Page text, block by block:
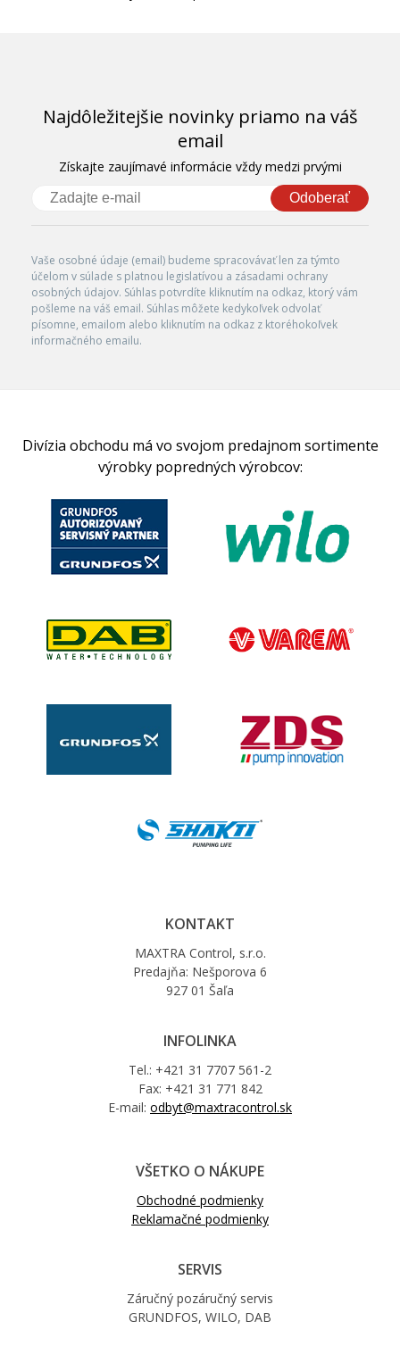
Najdôležitejšie novinky priamo na váš
email
Získajte zaujímavé informácie vždy medzi prvými
Odoberať
Vaše osobné údaje (email) budeme spracovávať len za týmto
účelom v súlade s platnou legislatívou a zásadami ochrany
osobných údajov. Súhlas potvrdíte kliknutím na odkaz, ktorý vám
pošleme na váš email. Súhlas môžete kedykoľvek odvolať
písomne, emailom alebo kliknutím na odkaz z ktoréhokoľvek
informačného emailu.
Divízia obchodu má vo svojom predajnom sortimente
výrobky popredných výrobcov:
KONTAKT
MAXTRA Control, s.r.o.
Predajňa: Nešporova 6
927 01 Šaľa
INFOLINKA
Tel.: +421 31 7707 561-2
Fax: +421 31 771 842
E-mail: odbyt@maxtracontrol.sk
VŠETKO O NÁKUPE
Obchodné podmienky
Reklamačné podmienky
SERVIS
Záručný pozáručný servis
GRUNDFOS, WILO, DAB